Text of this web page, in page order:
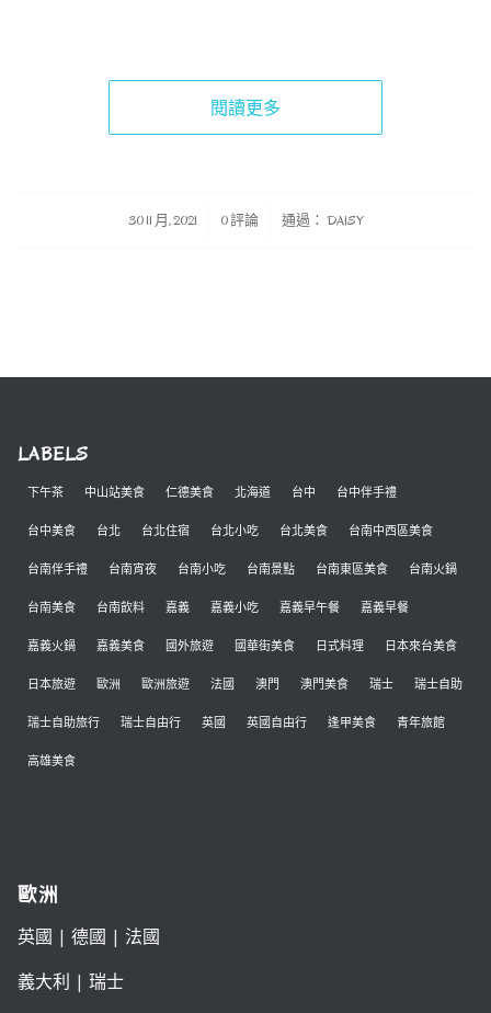
閱讀更多
30 11 月, 2021
/ 0 評論 通過： DAISY
LABELS
下午茶 中山站美食 仁德美食 北海道 台中 台中伴手禮
台中美食 台北 台北住宿 台北小吃 台北美食 台南中西區美食
台南伴手禮 台南宵夜 台南小吃 台南景點 台南東區美食 台南火鍋
台南美食 台南飲料 嘉義 嘉義小吃 嘉義早午餐 嘉義早餐
嘉義火鍋 嘉義美食 國外旅遊 國華街美食 日式料理 日本來台美食
日本旅遊 歐洲 歐洲旅遊 法國 澳門 澳門美食 瑞士 瑞士自助
瑞士自助旅行 瑞士自由行 英國 英國自由行 逢甲美食 青年旅館
高雄美食
歐洲
英國 | 德國 | 法國
義大利 | 瑞士